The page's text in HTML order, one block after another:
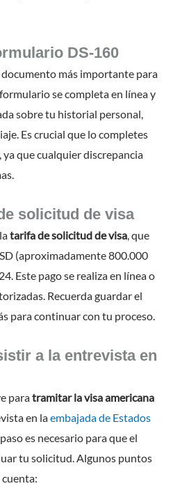
DS-160
más importante para
se completa en línea y
sobre tu historial personal,
Es crucial que lo completes
que cualquier discrepancia
solicitud de visa
tarifa de solicitud de visa, que
(aproximadamente 800.000
Este pago se realiza en línea o
Recuerda guardar el
para continuar con tu proceso.
a la entrevista en
paratramitar la visa americana
en laembajada de Estados
es necesario para que el
tu solicitud. Algunos puntos